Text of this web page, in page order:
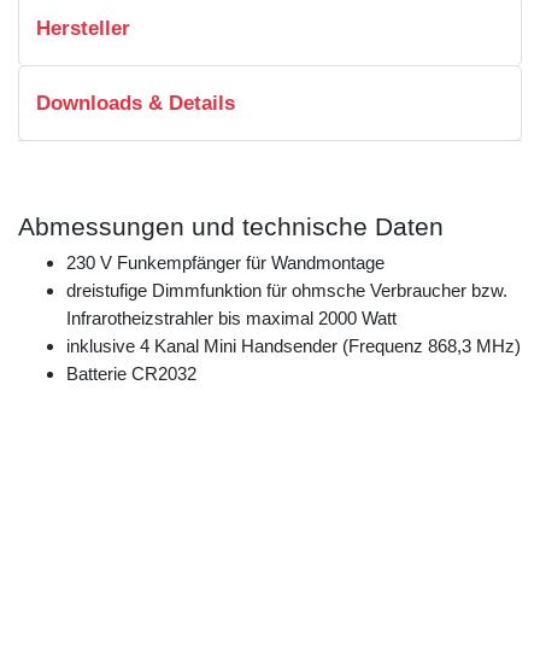
Hersteller
Downloads & Details
Abmessungen und technische Daten
230 V Funkempfänger für Wandmontage
dreistufige Dimmfunktion für ohmsche Verbraucher bzw.
Infrarotheizstrahler bis maximal 2000 Watt
inklusive 4 Kanal Mini Handsender (Frequenz 868,3 MHz)
Batterie CR2032